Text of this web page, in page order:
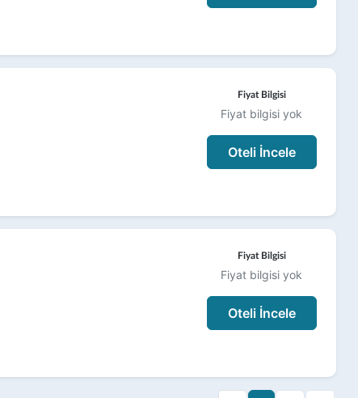
Fiyat Bilgisi
Fiyat bilgisi yok
Oteli İncele
Fiyat Bilgisi
Fiyat bilgisi yok
Oteli İncele